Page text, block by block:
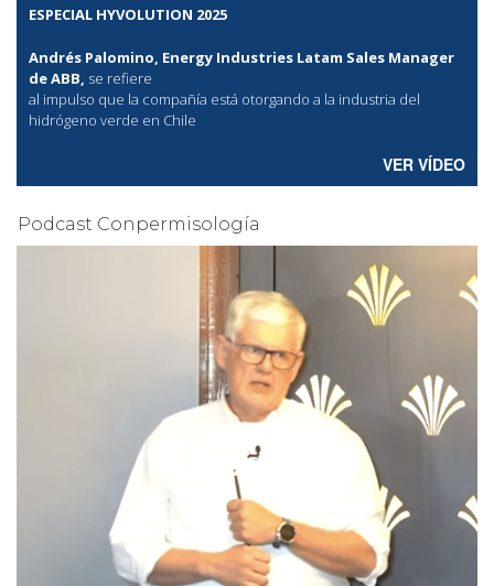
ESPECIAL HYVOLUTION 2025
Andrés Palomino, Energy Industries Latam Sales Manager
de ABB, se refiere
al impulso que la compañía está otorgando a la industria del
hidrógeno verde en Chile
VER VÍDEO
Podcast Conpermisología